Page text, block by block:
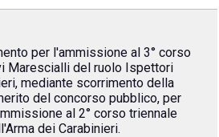
per l'ammissione al 3° corso
Marescialli del ruolo Ispettori
mediante scorrimento della
del concorso pubblico, per
al 2° corso triennale
dei Carabinieri.